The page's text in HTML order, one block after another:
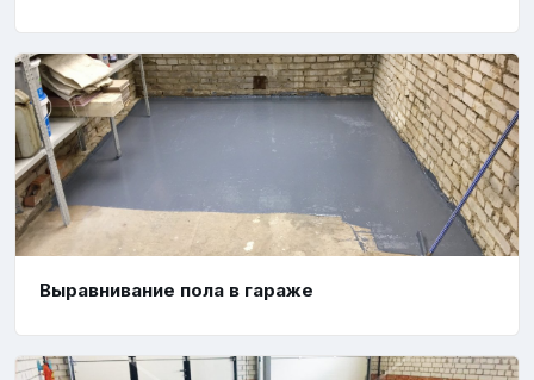
Выравнивание пола в гараже